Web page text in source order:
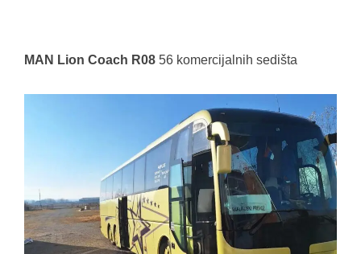
MAN Lion Coach R08 56 komercijalnih sedišta